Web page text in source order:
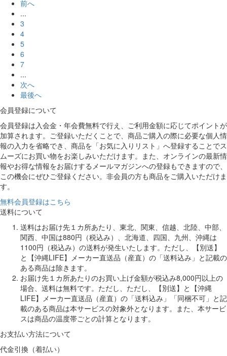
前へ
...
3
4
5
6
7
...
次へ
最後へ
会員登録について
会員登録は入会金・年会費無料で行え、ご利用金額に応じてポイントが
加算されます。ご登録いただくことで、商品ご購入の際に必要な個人情
報の入力を省略でき、商品を「お気に入りリスト」へ登録することでス
ムーズにお買い物をお楽しみいただけます。また、オンラインの最新情
報やお得な情報をお届けするメールマガジンへの登録もできますので、
この機会にぜひご登録ください。非会員の方も商品をご購入いただけま
す。
無料会員登録はこちら
送料について
送料はお届け先１カ所あたり、東北、関東、信越、北陸、中部、
関西、中国は880円（税込み）、北海道、四国、九州、沖縄は
1100円（税込み）の送料が発生いたします。ただし、【別送】
と【沖縄LIFE】メーカー直送品（産直）の「送料込み」と記載の
ある商品は除きます。
お届け先１カ所あたりのお買い上げ金額が税込み8,000円以上の
場合、送料は無料です。ただし、ただし、【別送】と【沖縄
LIFE】メーカー直送品（産直）の「送料込み」「同梱不可」と記
載のある商品は本サービスの対象外となります。また、本サービ
スは商品の温度帯ごとの計算となります。
お支払い方法について
代金引換（着払い）